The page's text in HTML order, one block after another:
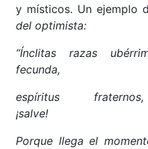
y místicos. Un ejemplo
del optimista:
“Ínclitas razas
fecunda,
espíritus
¡salve!
Porque llega el